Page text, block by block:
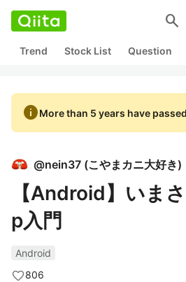
search
Trend Stock List Question
infoMore than 5 years have
@nein37 (こやまカニ大好き)
【Android】いま
p入門
Android
806